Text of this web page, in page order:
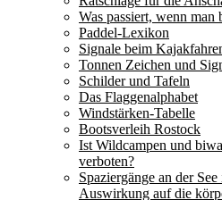
Was passiert, wenn man
Paddel-Lexikon
Signale beim
Tonnen Zeichen und
Schilder und Tafeln
Das Flaggenalphabet
Windstärken-Tabelle
Bootsverleih Rostock
Ist Wildcampen und
verboten?
Spaziergänge an der
Auswirkung auf die